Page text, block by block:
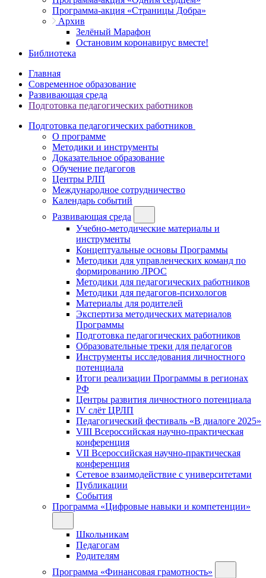
Программа-акция «Страницы Добра»
Архив
Зелёный Марафон
Остановим коронавирус вместе!
Библиотека
Главная
Современное образование
Развивающая среда
Подготовка педагогических работников
Подготовка педагогических работников
О программе
Методики и инструменты
Доказательное образование
Обучение педагогов
Центры РЛП
Международное сотрудничество
Календарь событий
Развивающая среда
Учебно-методические материалы и
инструменты
Концептуальные основы Программы
Методики для управленческих команд по
формированию ЛРОС
Методики для педагогических работников
Методики для педагогов-психологов
Материалы для родителей
Экспертиза методических материалов
Программы
Подготовка педагогических работников
Образовательные треки для педагогов
Инструменты исследования личностного
потенциала
Итоги реализации Программы в регионах
РФ
Центры развития личностного потенциала
IV слёт ЦРЛП
Педагогический фестиваль «В диалоге 2025»
VIII Всероссийская научно-практическая
конференция
VII Всероссийская научно-практическая
конференция
Сетевое взаимодействие с университетами
Публикации
События
Программа «Цифровые навыки и компетенции»
Школьникам
Педагогам
Родителям
Программа «Финансовая грамотность»